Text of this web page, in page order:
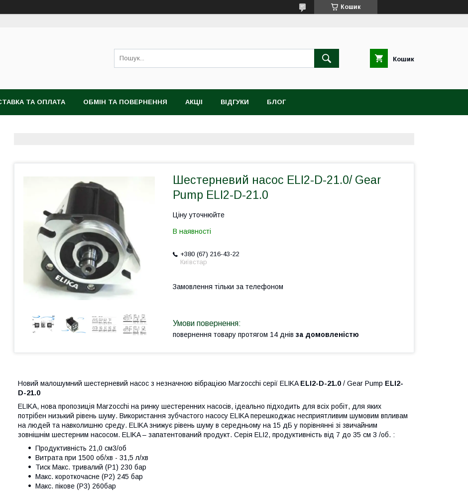
Кошик
Кошик
ТА ОПЛАТА ОБМІН ТА ПОВЕРНЕННЯ АКЦІІ ВІДГУКИ БЛОГ
Шестерневий насос ELI2-D-21.0/ Gear
Pump ELI2-D-21.0
Ціну уточнюйте
В наявності
+380 (67) 216-43-22
Київстар
Замовлення тільки за телефоном
повернення товару протягом 14 днів за домовленістю
Новий малошумний шестерневий насос з незначною вібрацією Marzocchi серії ELIKAELI2-D-21.0 / Gear Pump ELI2-
D-21.0
ELIKA, нова пропозиція Marzocchi на ринку шестеренних насосів, ідеально підходить для всіх робіт, для яких
потрібен низький рівень шуму. Використання зубчастого насосу ELIKA перешкоджає несприятливим шумовим впливам
на людей та навколишню среду. ELIKA знижує рівень шуму в середньому на 15 дБ у порівнянні зі звичайним
зовнішнім шестерним насосом. ELIKA – запатентований продукт. Серія ELI2, продуктивність від 7 до 35 см 3 /об. :
Продуктивність 21,0 см3/об
Витрата при 1500 об/хв - 31,5 л/хв
Тиск Макс. тривалий (Р1) 230 бар
Макс. короткочасне (Р2) 245 бар
Макс. пікове (Р3) 260бар